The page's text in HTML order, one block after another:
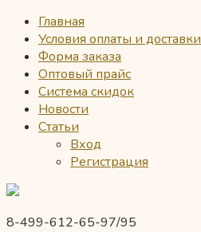
Главная
Условия оплаты и доставки
Форма заказа
Оптовый прайс
Система скидок
Новости
Статьи
Вход
Регистрация
8-499-612-65-97/95